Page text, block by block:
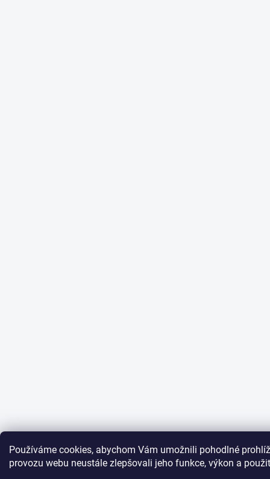
Používáme cookies, abychom Vám umožnili pohodlné
provozu webu neustále zlepšovali jeho funkce, výkon a